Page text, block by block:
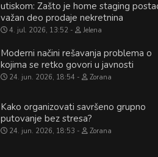
utiskom: Zašto je home staging
važan deo prodaje nekretnina
4. jul. 2026, 13:52 Jelena
Moderni načini rešavanja problema o
kojima se retko govori u javnosti
24. jun. 2026, 18:54 Zorana
Kako organizovati savršeno grupno
putovanje bez stresa?
24. jun. 2026, 18:53 Zorana